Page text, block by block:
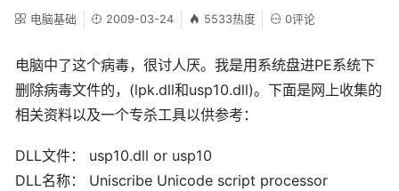
电脑基础 2009-03-24 5533热度 0评论
电脑中了这个病毒，很讨人厌。我是用系统盘进PE系统下
删除病毒文件的，(lpk.dll和usp10.dll)。下面是网上收集的
相关资料以及一个专杀工具以供参考：
DLL文件： usp10.dll or usp10
DLL名称： Uniscribe Unicode script processor